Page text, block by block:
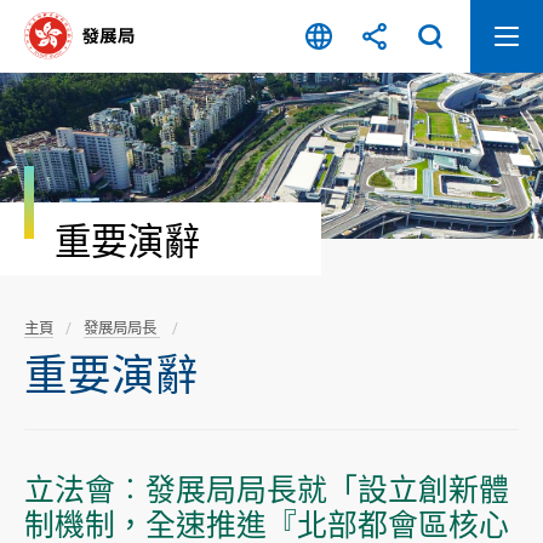
容
開
始
重要演辭
主頁 發展局局長
重要演辭
立法會︰發展局局長就「設立創新體
制機制，全速推進『北部都會區核心